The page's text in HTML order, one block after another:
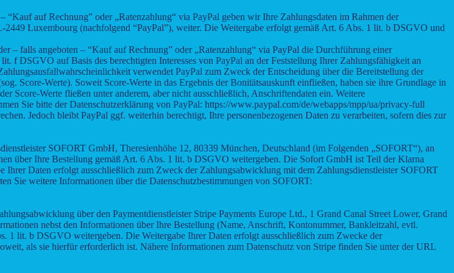
auf Rechnung” oder „Ratenzahlung“ via PayPal geben wir Ihre Zahlungsdaten im Rahmen der
Luxembourg (nachfolgend “PayPal”), weiter. Die Weitergabe erfolgt gemäß Art. 6 Abs. 1 lit. b DSGVO und
– falls angeboten – “Kauf auf Rechnung” oder „Ratenzahlung“ via PayPal die Durchführung einer
f DSGVO auf Basis des berechtigten Interesses von PayPal an der Feststellung Ihrer Zahlungsfähigkeit an
verwendet PayPal zum Zweck der Entscheidung über die Bereitstellung der
Score-Werte). Soweit Score-Werte in das Ergebnis der Bonitätsauskunft einfließen, haben sie ihre Grundlage in
Score-Werte fließen unter anderem, aber nicht ausschließlich, Anschriftendaten ein. Weitere
Sie bitte der Datenschutzerklärung von PayPal: https://www.paypal.com/de/webapps/mpp/ua/privacy-full
Jedoch bleibt PayPal ggf. weiterhin berechtigt, Ihre personenbezogenen Daten zu verarbeiten, sofern dies zur
SOFORT GmbH, Theresienhöhe 12, 80339 München, Deutschland (im Folgenden „SOFORT“), an
über Ihre Bestellung gemäß Art. 6 Abs. 1 lit. b DSGVO weitergeben. Die Sofort GmbH ist Teil der Klarna
Daten erfolgt ausschließlich zum Zweck der Zahlungsabwicklung mit dem Zahlungsdienstleister SOFORT
Sie weitere Informationen über die Datenschutzbestimmungen von SOFORT:
über den Paymentdienstleister Stripe Payments Europe Ltd., 1 Grand Canal Street Lower, Grand
nebst den Informationen über Ihre Bestellung (Name, Anschrift, Kontonummer, Bankleitzahl, evtl.
1 lit. b DSGVO weitergeben. Die Weitergabe Ihrer Daten erfolgt ausschließlich zum Zwecke der
als sie hierfür erforderlich ist. Nähere Informationen zum Datenschutz von Stripe finden Sie unter der URL